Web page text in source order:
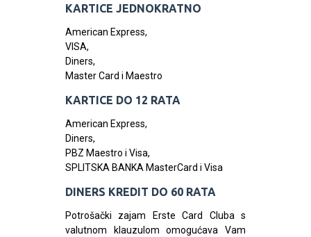
KARTICE JEDNOKRATNO
American Express,
VISA,
Diners,
Master Card i Maestro
KARTICE DO 12 RATA
American Express,
Diners,
PBZ Maestro i Visa,
SPLITSKA BANKA MasterCard i Visa
DINERS KREDIT DO 60 RATA
Potrošački zajam Erste Card Cluba s
valutnom klauzulom omogućava Vam